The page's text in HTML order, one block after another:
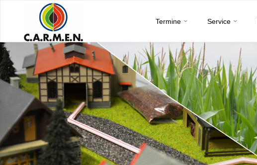
content
Termine Service